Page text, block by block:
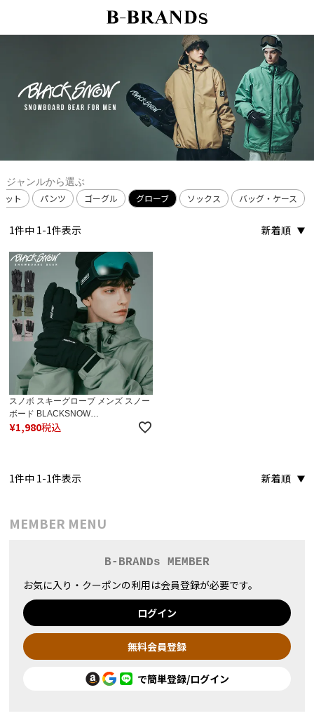
ジャンルから選ぶ
ット パンツ ゴーグル グローブ ソックス バッグ・ケース
新着順
1件中 1-1件表示
スノボ スキーグローブ メンズ スノー
ボード BLACKSNOW
BS25HFGL01M ブラックスノー ５本
¥1,980税込
新着順
1件中 1-1件表示
MEMBER MENU
B-BRANDs MEMBER
お気に入り・クーポンの利用は会員登録が必要です。
ログイン
無料会員登録
で簡単登録/ログイン